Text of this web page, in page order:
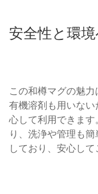
安全性と環
この和樽マグの魅
有機溶剤も用いな
心して利用できま
り、洗浄や管理も
しており、安心して